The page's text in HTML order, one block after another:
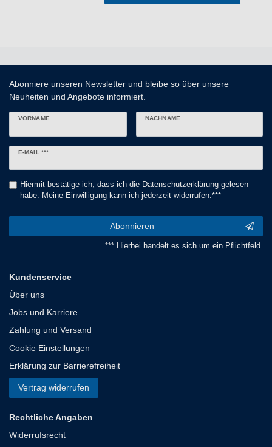
Abonniere unseren Newsletter und bleibe so über unsere
Neuheiten und Angebote informiert.
VORNAME NACHNAME
E-MAIL ***
Newsletter
Hiermit bestätige ich, dass ich die Daten­schutz­erklärunggelesen
habe. Meine Einwilligung kann ich jederzeit widerrufen.***
Abonnieren
*** Hierbei handelt es sich um ein Pflichtfeld.
Kundenservice
Über uns
Jobs und Karriere
Zahlung und Versand
Cookie Einstellungen
Erklärung zur Barrierefreiheit
Vertrag widerrufen
Rechtliche Angaben
Widerrufsrecht